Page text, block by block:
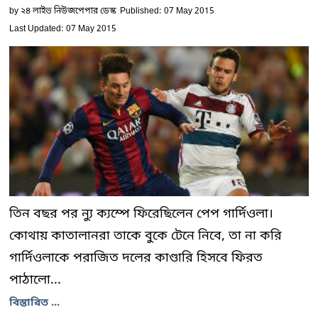
by২৪ লাইভ নিউজপেপার ডেস্ক Published: 07 May 2015
Last Updated: 07 May 2015
তিন বছর পর ন্যু ক্যম্পে ফিরেছিলেন পেপ গার্দিওলা।
কোথায় কাতালানরা তাকে বুকে টেনে নিবে, তা না করি
গার্দিওলাকে পরাজিত দলের কাণ্ডারি হিসবে ফিরত
পাঠালো...
বিস্তারিত ...